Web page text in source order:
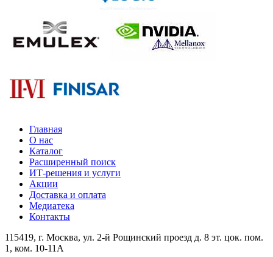
Главная
О нас
Каталог
Расширенный поиск
ИТ-решения и услуги
Акции
Доставка и оплата
Медиатека
Контакты
115419, г. Москва, ул. 2-й Рощинский проезд д. 8 эт. цок. пом.
1, ком. 10-11А